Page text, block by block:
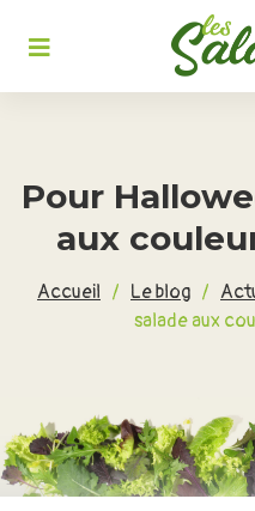
Pour
aux
Accueil / Le blog /
salade aux